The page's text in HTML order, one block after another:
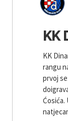
KK
KK
rangu
prvoj
Ćosića.